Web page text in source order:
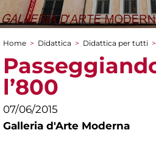
Tu sei qui
Home > Didattica > Didattica per tutti >
l’800
07/06/2015
Galleria d'Arte Moderna